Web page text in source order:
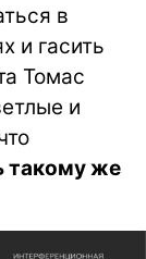
в
и гасить
Томас
и
такому же